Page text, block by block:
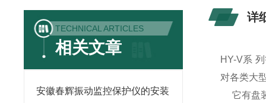
TECHNICAL ARTICLES
相关文章
安徽春辉振动监控保护仪的安装
详
HY-V系
对各类大
它有盘